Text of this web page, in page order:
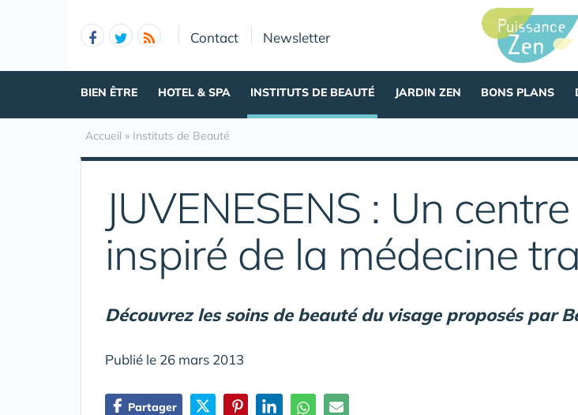
Contact Newsletter
BIEN ÊTRE HOTEL & SPA INSTITUTS DE BEAUTÉ JARDIN ZEN BONS PLANS
Accueil » Instituts de Beauté
JUVENESENS : Un
inspiré de la médecine
Découvrez les soins de beauté du visage proposés par
Publié le 26 mars 2013
Partager